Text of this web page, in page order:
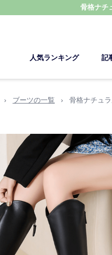
骨格ナチ
人気ランキング 記
› ブーツの一覧 › 骨格ナチュ